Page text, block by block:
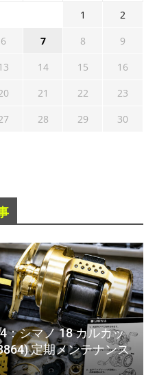
1
2
6 7 8
9
14 15
16
21 22
23
28 29
30
：シマノ 18 カルカッ
定期メンテナンス